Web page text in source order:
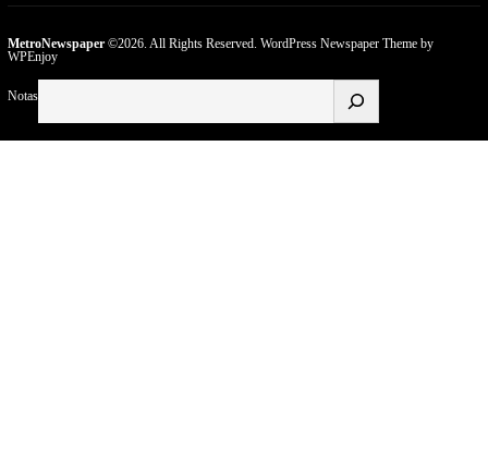
MetroNewspaper©2026. All Rights Reserved. WordPress Newspaper Themeby
WPEnjoy
Notas